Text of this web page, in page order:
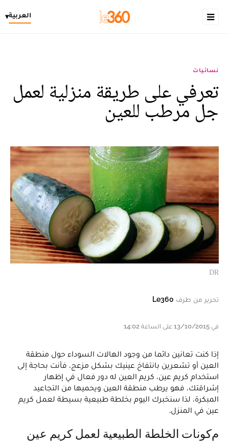
العربية▾
نسائيات
تعرفي على طريقة منزلية لعمل
جل مرطب للعين
DR
تحرير من طرف Le360
في 13/10/2015 على الساعة 14:02
إذا كنت تعانين دائما من وجود الهالات السوداء حول منطقة
العين أو تشعرين بانتفاخ عينيك بشكل مزعج، فأنت بحاجة إلى
استخدام كريم عين، كريم العين له دور فعال في إظهار
إشراقتك، فهو يرطب منطقة العين ويحميها من التجاعيد
المبكرة، لذا سنخبرك اليوم بخلطة طبيعية بسيطة لعمل كريم
عين في المنزل.
مكونات الخلطة الطبيعية لعمل كريم عين